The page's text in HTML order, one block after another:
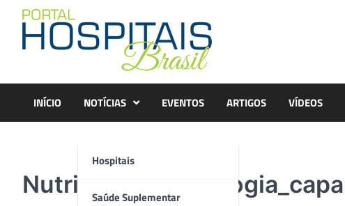
content
INÍCIO NOTÍCIAS
Hospitais
Saúde Suplementar
EVENTOS ARTIGOS VÍDEOS
Nutrição em oncologia_capa